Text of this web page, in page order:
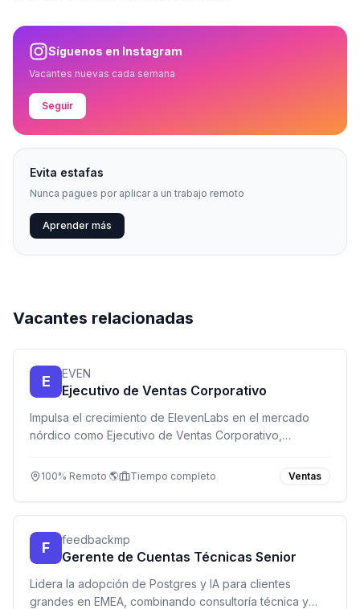
Síguenos en Instagram
Vacantes nuevas cada semana
Seguir
Evita estafas
Nunca pagues por aplicar a un trabajo remoto
Aprender más
Vacantes relacionadas
E EVEN
Ejecutivo de Ventas Corporativo
Impulsa el crecimiento de ElevenLabs en el mercado
nórdico como Ejecutivo de Ventas Corporativo,
cerrando acuerdos de alto impacto.
100% Remoto 🌎 Tiempo completo Ventas
F feedbackmp
Gerente de Cuentas Técnicas Senior
Lidera la adopción de Postgres y IA para clientes
grandes en EMEA, combinando consultoría técnica y